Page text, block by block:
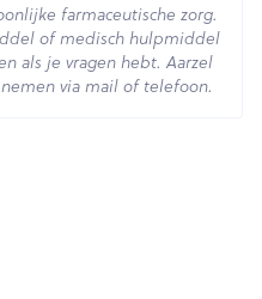
farmaceutische zorg.
of medisch hulpmiddel
als je vragen hebt. Aarzel
via mail of telefoon.